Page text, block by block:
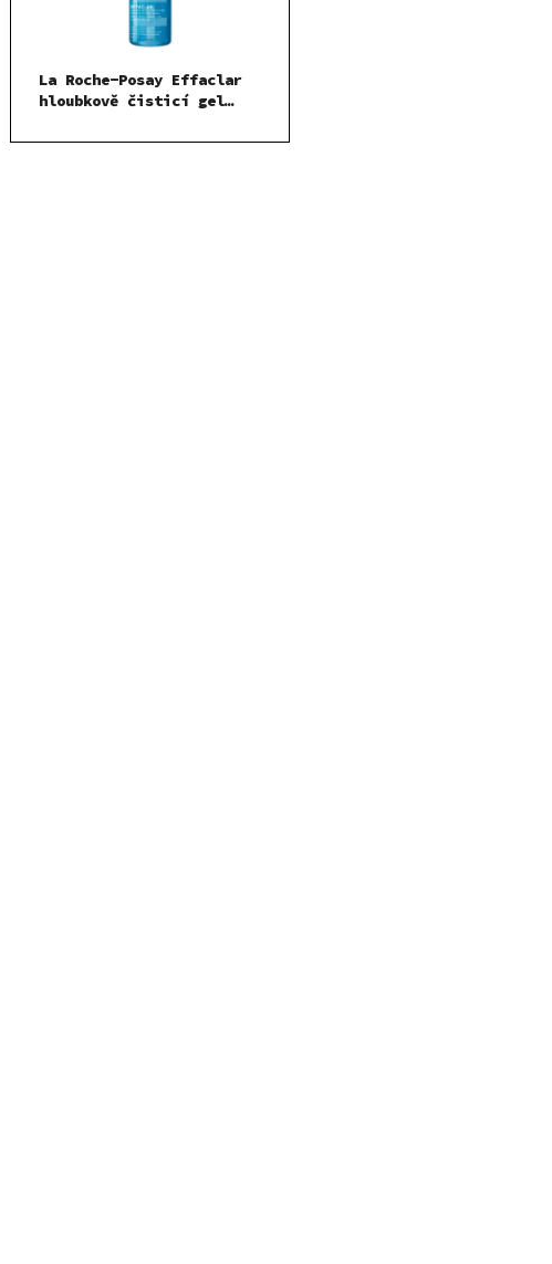
t
u
La Roche-Posay Effaclar
hloubkově čisticí gel